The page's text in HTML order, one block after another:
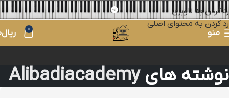
رد کردن به ناوبری
رد کردن به محتوای اصلی
منو
0 ریال
نوشته هایAlibadiacademy